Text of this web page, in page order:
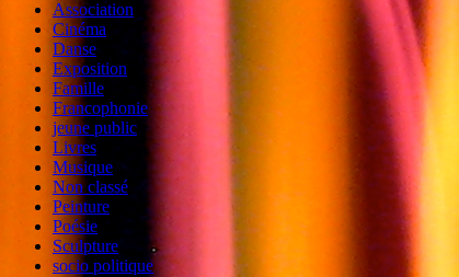
Association
Cinéma
Danse
Exposition
Famille
Francophonie
jeune public
Livres
Musique
Non classé
Peinture
Poésie
Sculpture
socio politique